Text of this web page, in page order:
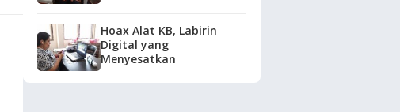
Hoax Alat KB, Labirin
Digital yang
Menyesatkan